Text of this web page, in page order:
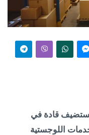
قادة في
اللوجستية